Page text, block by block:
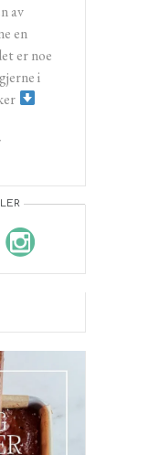
av
en
er noe
i